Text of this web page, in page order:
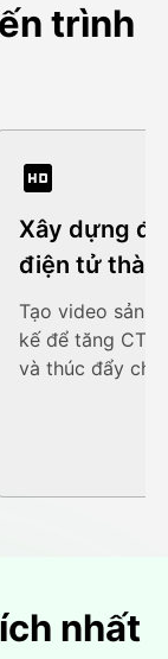
trình
Xây dựng
điện tử
Tạo video sản
kế để tăng
và thúc đẩy
nhất